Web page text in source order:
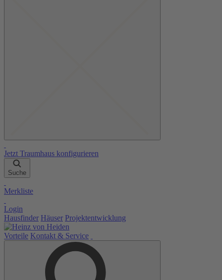
Jetzt Traumhaus konfigurieren
Suche
Merkliste
Login
Hausfinder Häuser Projektentwicklung
Vorteile Kontakt & Service